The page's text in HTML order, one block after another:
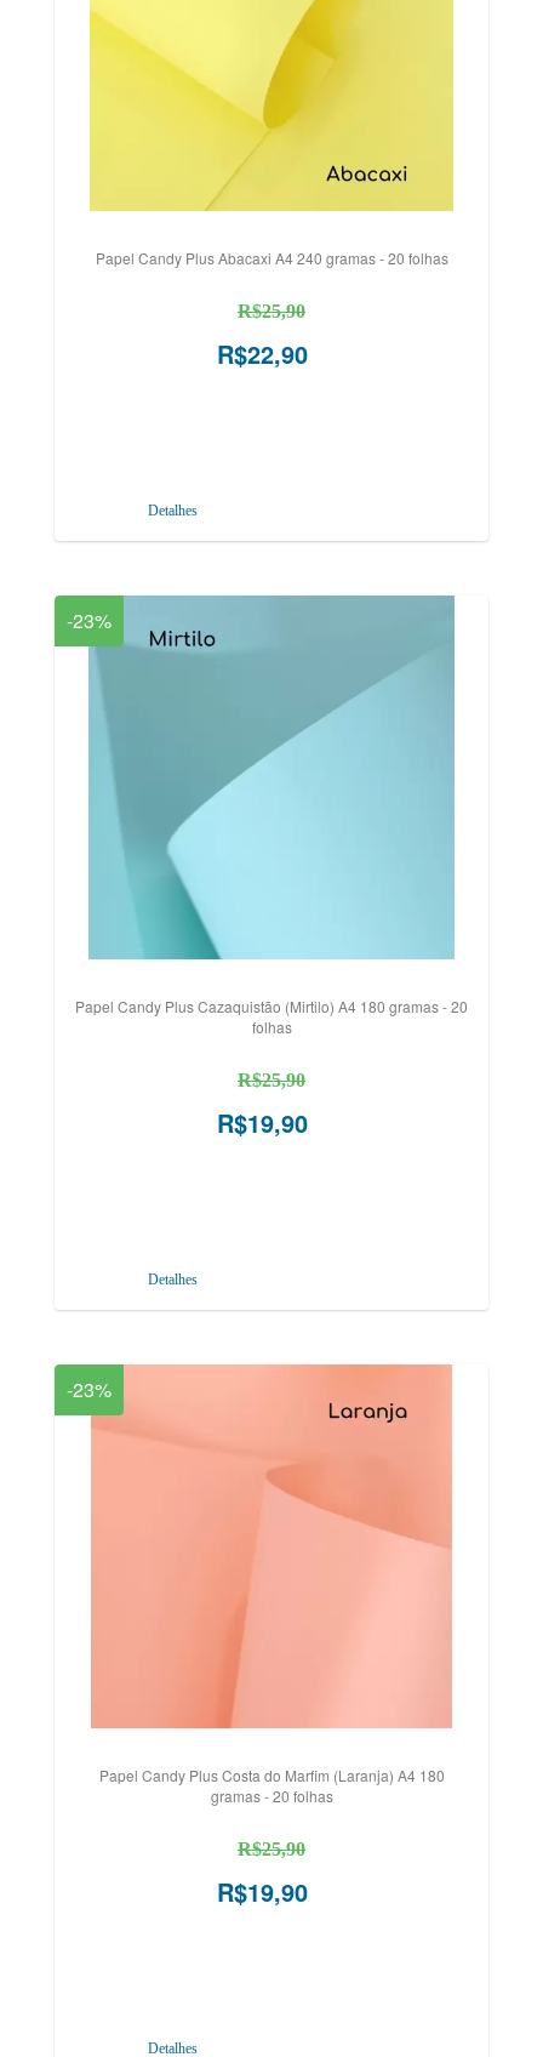
Papel Candy Plus Abacaxi A4 240 gramas - 20 folhas
R$25,90
R$22,90
Detalhes
-23%
Papel Candy Plus Cazaquistão (Mirtilo) A4 180 gramas - 20
folhas
R$25,90
R$19,90
Detalhes
-23%
Papel Candy Plus Costa do Marfim (Laranja) A4 180
gramas - 20 folhas
R$25,90
R$19,90
Detalhes